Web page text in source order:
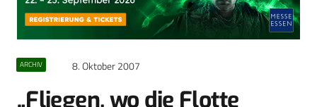
ARCHIV 8. Oktober 2007
„Fliegen, wo die Flotte